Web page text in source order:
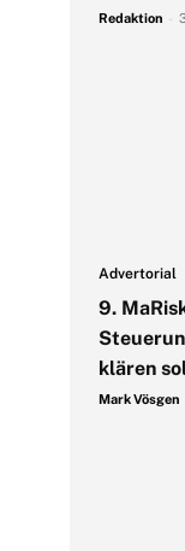
Redaktion
Advertorial
9.
klären
Mark Vösgen